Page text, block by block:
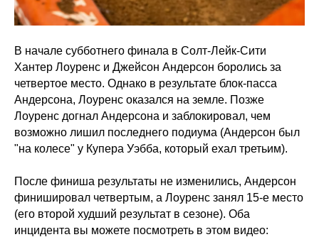
В начале субботнего финала в Солт-Лейк-Сити
Хантер Лоуренс и Джейсон Андерсон боролись за
четвертое место. Однако в результате блок-пасса
Андерсона, Лоуренс оказался на земле. Позже
Лоуренс догнал Андерсона и заблокировал, чем
возможно лишил последнего подиума (Андерсон был
"на колесе" у Купера Уэбба, который ехал третьим).
После финиша результаты не изменились, Андерсон
финишировал четвертым, а Лоуренс занял 15-е место
(его второй худший результат в сезоне). Оба
инцидента вы можете посмотреть в этом видео: